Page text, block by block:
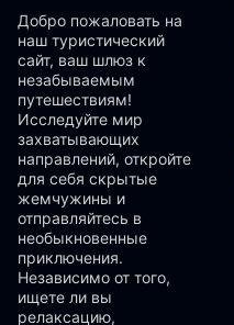
Добро пожаловать на
наш туристический
сайт, ваш шлюз к
незабываемым
путешествиям!
Исследуйте мир
захватывающих
направлений, откройте
для себя скрытые
жемчужины и
отправляйтесь в
необыкновенные
приключения.
Независимо от того,
ищете ли вы
релаксацию,